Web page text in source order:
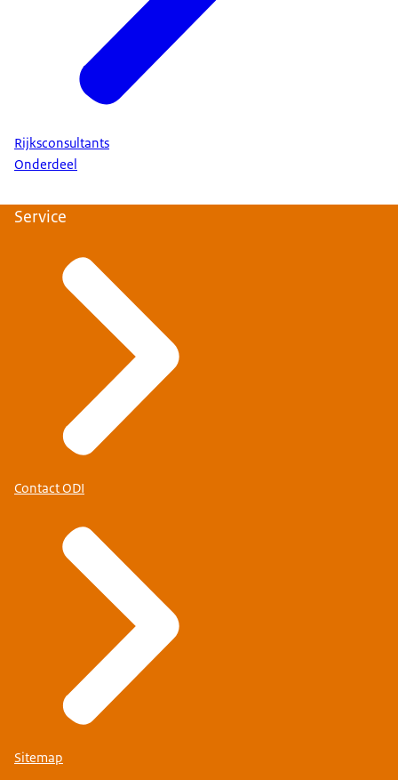
Rijksconsultants
Onderdeel
Service
Contact ODI
Sitemap